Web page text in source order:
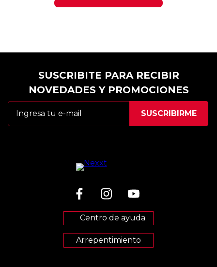
SUSCRIBITE PARA RECIBIR
NOVEDADES Y PROMOCIONES
Centro de ayuda
Arrepentimiento